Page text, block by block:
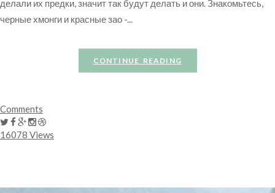
делали их предки, значит так будут делать и они. Знакомьтесь,
черные хмонги и красные зао -...
CONTINUE READING
Comments
16078 Views